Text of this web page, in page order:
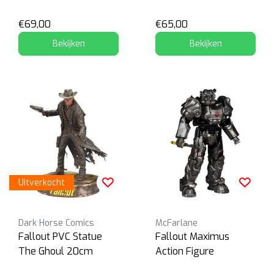
€69,00
Bekijken
€65,00
Bekijken
Uitverkocht
Dark Horse Comics
Fallout PVC Statue
The Ghoul 20cm
McFarlane
Fallout Maximus
Action Figure